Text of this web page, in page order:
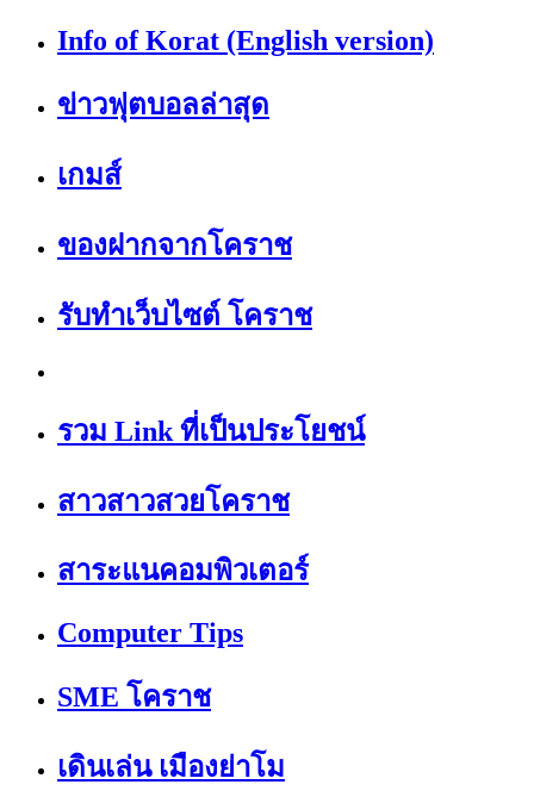
Info of Korat (English version)
ข่าวฟุตบอลล่าสุด
เกมส์
ของฝากจากโคราช
รับทำเว็บไซต์ โคราช
รวม Link ที่เป็นประโยชน์
สาวสาวสวยโคราช
สาระแนคอมพิวเตอร์
Computer Tips
SME โคราช
เดินเล่น เมืองย่าโม